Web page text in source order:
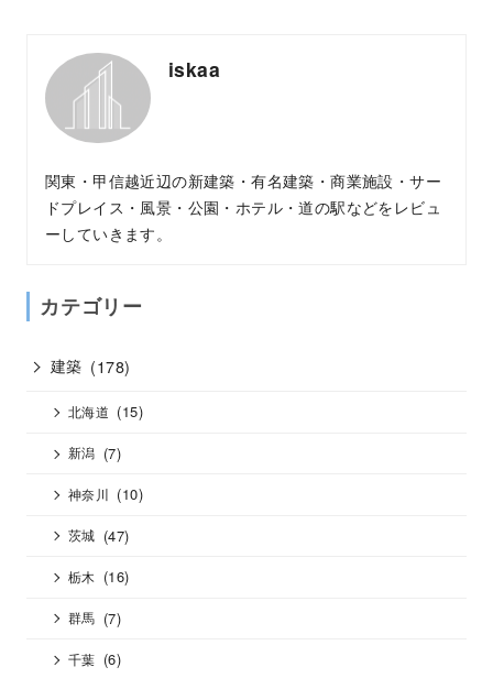
iskaa
関東・甲信越近辺の新建築・有名建築・商業施設・サー
ドプレイス・風景・公園・ホテル・道の駅などをレビュ
ーしていきます。
カテゴリー
建築 (178)
北海道 (15)
新潟 (7)
神奈川 (10)
茨城 (47)
栃木 (16)
群馬 (7)
千葉 (6)